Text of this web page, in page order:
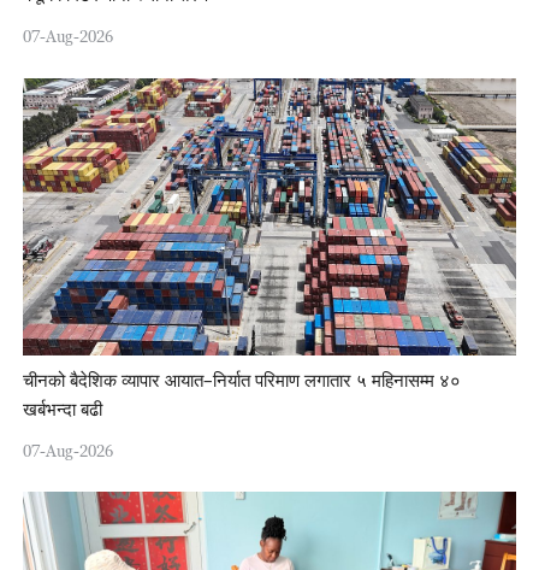
07-Aug-2026
चीनको बैदेशिक व्यापार आयात–निर्यात परिमाण लगातार ५ महिनासम्म ४०
खर्बभन्दा बढी
07-Aug-2026